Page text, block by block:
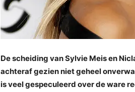
De scheiding van Sylvie Meis en
achteraf gezien niet geheel
is veel gespeculeerd over de ware